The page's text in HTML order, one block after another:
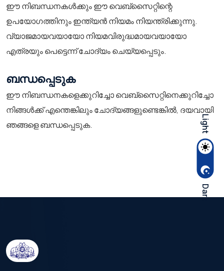
Light
Dark
ഈ നിബന്ധനകൾക്കും ഈ വെബ്സൈറ്റിന്റെ
ഉപയോഗത്തിനും ഇന്ത്യൻ നിയമം നിയന്ത്രിക്കുന്നു.
വ്യാജമായവയായോ നിയമവിരുദ്ധമായവയായോ
എത്രയും പെട്ടെന്ന് ചോദ്യം ചെയ്യപ്പെടും.
ബന്ധപ്പെടുക
ഈ നിബന്ധനകളെക്കുറിച്ചോ വെബ്സൈറ്റിനെക്കുറിച്ചോ
നിങ്ങൾക്ക് എന്തെങ്കിലും ചോദ്യങ്ങളുണ്ടെങ്കിൽ, ദയവായി
ഞങ്ങളെ ബന്ധപ്പെടുക.